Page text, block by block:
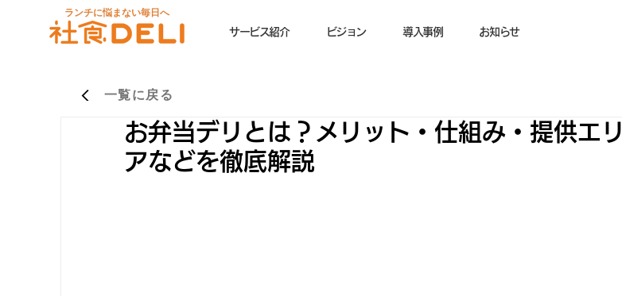
ランチに悩まない毎日へ
サービス紹介
ビジョン 導入事例 お知らせ
一覧に戻る
お弁当デリとは？メリット・仕組み・提供エリ
アなどを徹底解説